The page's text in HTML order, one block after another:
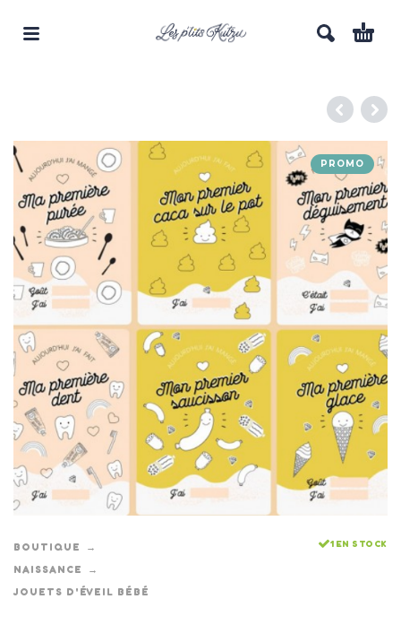
PROMO
BOUTIQUE
NAISSANCE
JOUETS D'ÉVEIL BÉBÉ
1 EN STOCK